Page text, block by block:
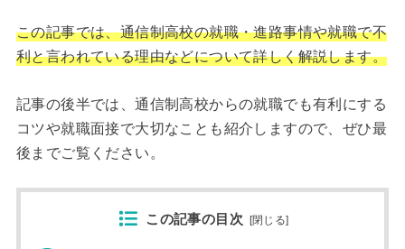
この記事では、通信制高校の就職・進路事情や就職で不
利と言われている理由などについて詳しく解説します。
記事の後半では、通信制高校からの就職でも有利にする
コツや就職面接で大切なことも紹介しますので、ぜひ最
後までご覧ください。
この記事の目次 [閉じる]